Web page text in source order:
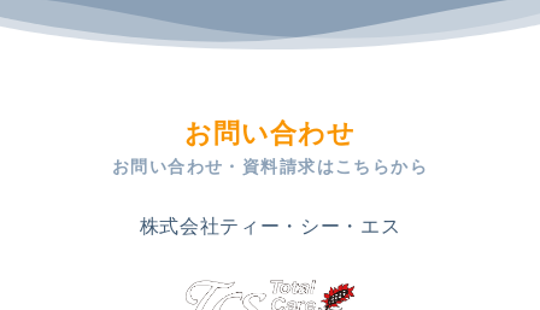
お問い合わせ
お問い合わせ・資料請求はこちらから
株式会社ティー・シー・エス